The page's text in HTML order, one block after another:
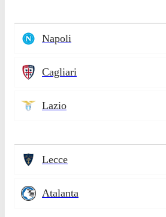
Napoli
Cagliari
Lazio
Lecce
Atalanta